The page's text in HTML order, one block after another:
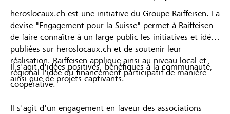
heroslocaux.ch est une initiative du Groupe Raiffeisen. La
devise "Engagement pour la Suisse" permet à Raiffeisen
de faire connaître à un large public les initiatives et idées
publiées sur heroslocaux.ch et de soutenir leur
réalisation. Raiffeisen applique ainsi au niveau local et
régional l'idée du financement participatif de manière
coopérative.
Il s'agit d'idées positives, bénéfiques à la communauté,
ainsi que de projets captivants.
Il s'agit d'un engagement en faveur des associations